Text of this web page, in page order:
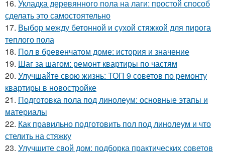
16. Укладка деревянного пола на лаги: простой способ
сделать это самостоятельно
17. Выбор между бетонной и сухой стяжкой для пирога
теплого пола
18. Пол в бревенчатом доме: история и значение
19. Шаг за шагом: ремонт квартиры по частям
20. Улучшайте свою жизнь: ТОП 9 советов по ремонту
квартиры в новостройке
21. Подготовка пола под линолеум: основные этапы и
материалы
22. Как правильно подготовить пол под линолеум и что
стелить на стяжку
23. Улучшите свой дом: подборка практических советов